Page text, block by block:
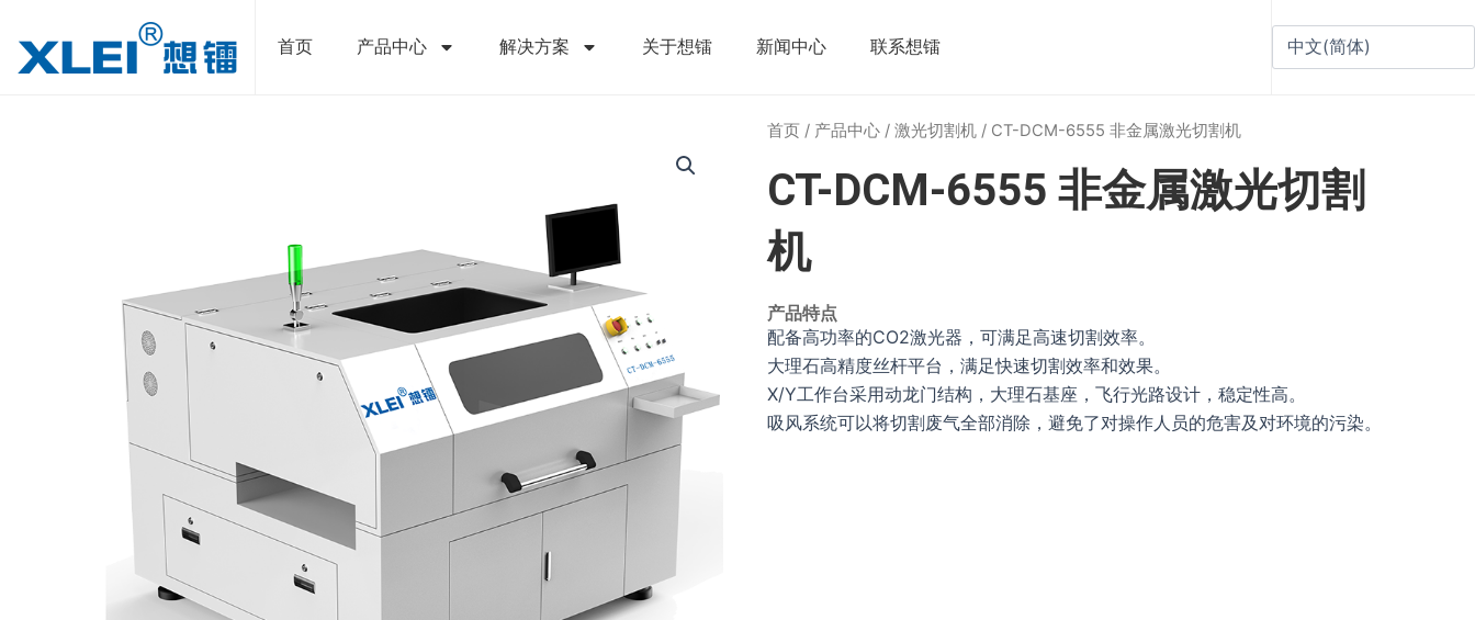
首页 产品中心 解决方案 关于想镭 新闻中心 联系想镭
首页 / 产品中心 /激光切割机 / CT-DCM-6555 非金属激光切割机
CT-DCM-6555 非金属激光切割
机
产品特点
配备高功率的CO2激光器，可满足高速切割效率。
大理石高精度丝杆平台，满足快速切割效率和效果。
X/Y工作台采用动龙门结构，大理石基座，飞行光路设计，稳定性高。
吸风系统可以将切割废气全部消除，避免了对操作人员的危害及对环境的污染。